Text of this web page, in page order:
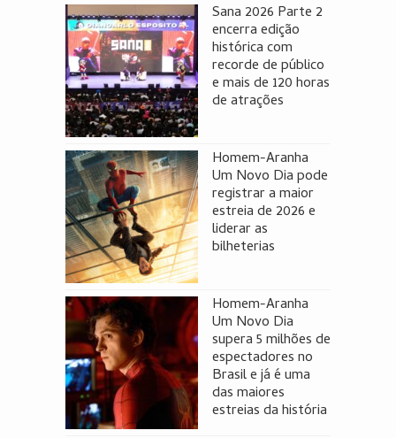
Sana 2026 Parte 2
encerra edição
histórica com
recorde de público
e mais de 120 horas
de atrações
Homem-Aranha
Um Novo Dia pode
registrar a maior
estreia de 2026 e
liderar as
bilheterias
Homem-Aranha
Um Novo Dia
supera 5 milhões de
espectadores no
Brasil e já é uma
das maiores
estreias da história